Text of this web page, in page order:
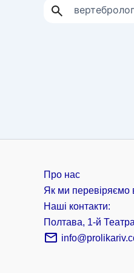
Про нас
Як ми перевіряємо
Наші контакти:
Полтава, 1-й